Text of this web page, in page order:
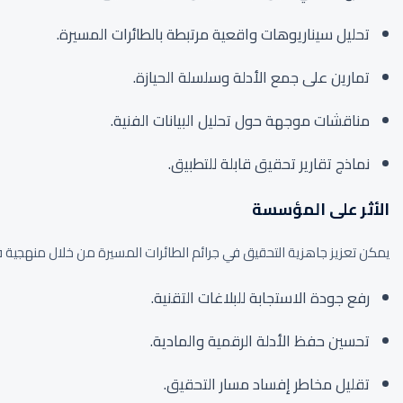
تحليل سيناريوهات واقعية مرتبطة بالطائرات المسيرة.
تمارين على جمع الأدلة وسلسلة الحيازة.
مناقشات موجهة حول تحليل البيانات الفنية.
نماذج تقارير تحقيق قابلة للتطبيق.
الأثر على المؤسسة
يمكن تعزيز جاهزية التحقيق في جرائم الطائرات المسيرة من خلال
رفع جودة الاستجابة للبلاغات التقنية.
تحسين حفظ الأدلة الرقمية والمادية.
تقليل مخاطر إفساد مسار التحقيق.